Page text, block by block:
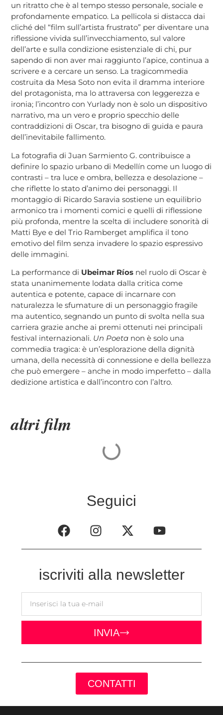
un ritratto che è al tempo stesso personale, sociale e
profondamente empatico. La pellicola si distacca dai
cliché del “film sull’artista frustrato” per diventare una
riflessione vivida sull’invecchiamento, sul valore
dell’arte e sulla condizione esistenziale di chi, pur
sapendo di non aver mai raggiunto l’apice, continua a
scrivere e a cercare un senso. La tragicommedia
costruita da Mesa Soto non evita il dramma interiore
del protagonista, ma lo attraversa con leggerezza e
ironia; l’incontro con Yurlady non è solo un dispositivo
narrativo, ma un vero e proprio specchio delle
contraddizioni di Oscar, tra bisogno di guida e paura
dell’inevitabile fallimento.
La fotografia di Juan Sarmiento G. contribuisce a
definire lo spazio urbano di Medellín come un luogo di
contrasti – tra luce e ombra, bellezza e desolazione –
che riflette lo stato d’animo dei personaggi. Il
montaggio di Ricardo Saravia sostiene un equilibrio
armonico tra i momenti comici e quelli di riflessione
più profonda, mentre la scelta di includere sonorità di
Matti Bye e del Trio Ramberget amplifica il tono
emotivo del film senza invadere lo spazio espressivo
delle immagini.
La performance di Ubeimar Ríos nel ruolo di Oscar è
stata unanimemente lodata dalla critica come
autentica e potente, capace di incarnare con
naturalezza le sfumature di un personaggio fragile
ma autentico, segnando un punto di svolta nella sua
carriera grazie anche ai premi ottenuti nei principali
festival internazionali. Un Poeta non è solo una
commedia tragica: è un’esplorazione della dignità
umana, della necessità di connessione e della bellezza
che può emergere – anche in modo imperfetto – dalla
dedizione artistica e dall’incontro con l’altro.
altri film
Seguici
iscriviti alla newsletter
INVIA
CONTATTI